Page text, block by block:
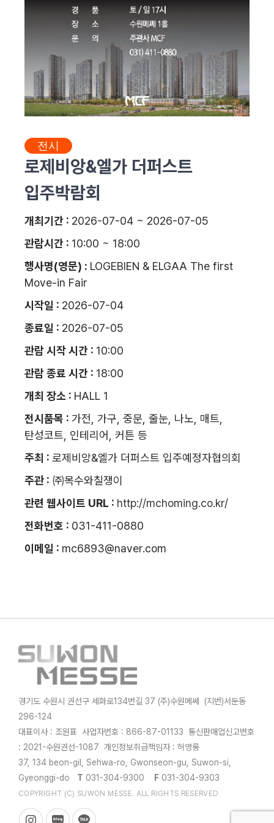
전시
로제비앙&엘가 더퍼스트
입주박람회
개최기간 : 2026-07-04 ~ 2026-07-05
관람시간 : 10:00 ~ 18:00
행사명(영문) : LOGEBIEN & ELGAA The first
Move-in Fair
시작일 : 2026-07-04
종료일 : 2026-07-05
관람 시작 시간 : 10:00
관람 종료 시간 : 18:00
개최 장소 : HALL 1
전시품목 : 가전, 가구, 중문, 줄눈, 나노, 매트,
탄성코트, 인테리어, 커튼 등
주최 : 로제비앙&엘가 더퍼스트 입주예정자협의회
주관 : ㈜목수와칠쟁이
관련 웹사이트 URL : http://mchoming.co.kr/
전화번호 : 031-411-0880
이메일 : mc6893@naver.com
경기도 수원시 권선구 세화로134번길 37 (주)수원메쎄 (지번)서둔동
296-124
대표이사 : 조원표 사업자번호 : 866-87-01133 통신판매업신고번호
: 2021-수원권선-1087 개인정보취급책임자 : 허영롱
37, 134 beon-gil, Sehwa-ro, Gwonseon-gu, Suwon-si,
Gyeonggi-do T 031-304-9300 F 031-304-9303
COPYRIGHT (C) SUWON MESSE. ALL RIGHTS RESERVED